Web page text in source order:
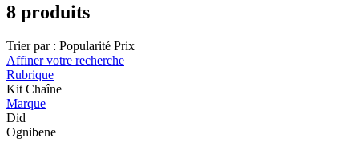
8 produits
Trier par : Popularité Prix
Affiner votre recherche
Rubrique
Kit Chaîne
Marque
Did
Ognibene